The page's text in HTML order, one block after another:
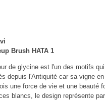
Brush HATA 1
de glycine est l'un des motifs
depuis l'Antiquité car sa vigne
une force de vie et une beauté
blancs, le design représente